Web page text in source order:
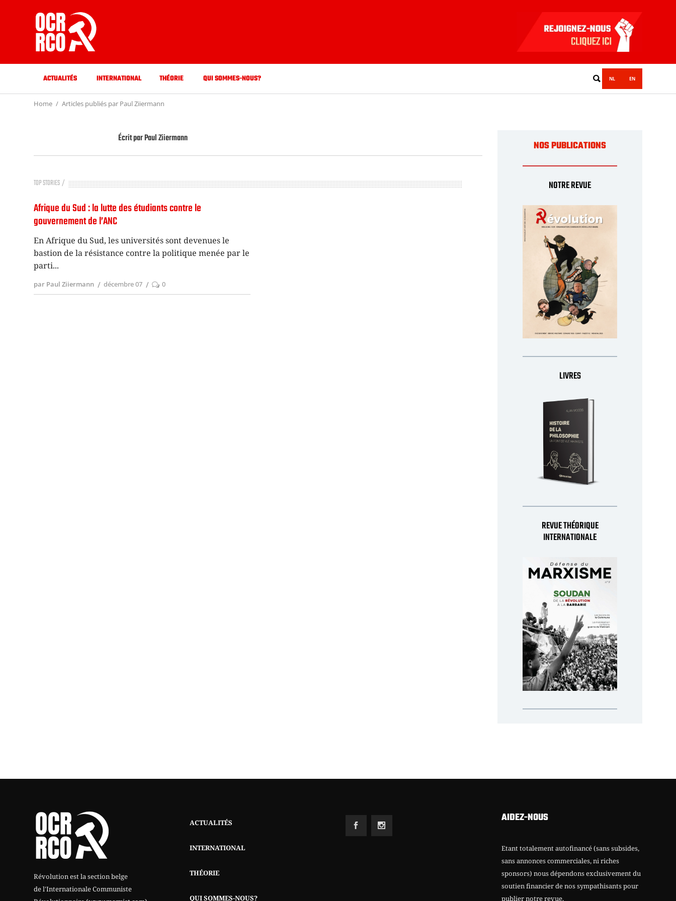
ACTUALITÉS INTERNATIONAL THÉORIE QUI SOMMES-NOUS? NL EN
Home Articles publiés par Paul Ziiermann
Écrit parPaul Ziiermann
TOP STORIES
Afrique du Sud : la lutte des étudiants contre le
gouvernement de l’ANC
En Afrique du Sud, les universités sont devenues le
bastion de la résistance contre la politique menée par le
parti
par Paul Ziiermann décembre 07 0
NOS PUBLICATIONS
NOTRE REVUE
LIVRES
REVUE THÉORIQUE
INTERNATIONALE
Révolution est la section belge
de l'Internationale Communiste
ACTUALITÉS
INTERNATIONAL
THÉORIE
QUI SOMMES-NOUS?
AIDEZ-NOUS
Etant totalement autofinancé (sans subsides,
sans annonces commerciales, ni riches
sponsors) nous dépendons exclusivement du
soutien financier de nos sympathisants pour
publier notre revue.